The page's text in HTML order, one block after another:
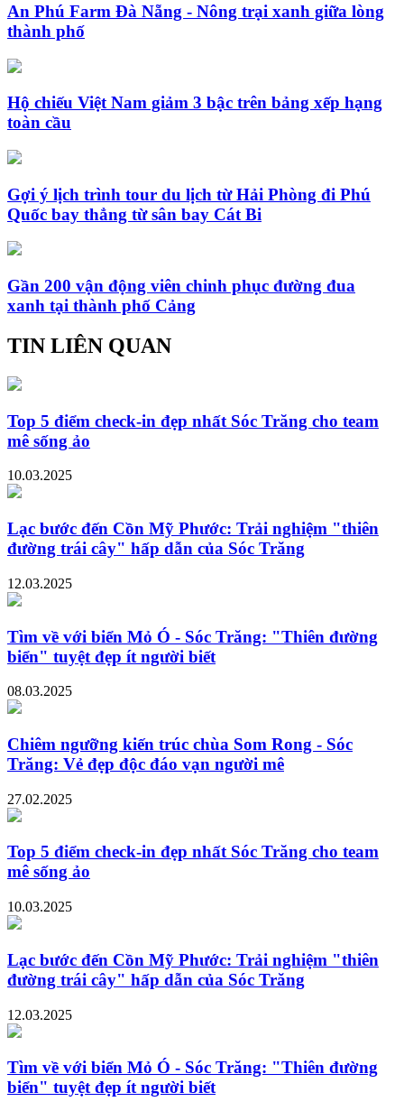
An Phú Farm Đà Nẵng - Nông trại xanh giữa lòng
thành phố
Hộ chiếu Việt Nam giảm 3 bậc trên bảng xếp hạng
toàn cầu
Gợi ý lịch trình tour du lịch từ Hải Phòng đi Phú
Quốc bay thẳng từ sân bay Cát Bi
Gần 200 vận động viên chinh phục đường đua
xanh tại thành phố Cảng
TIN LIÊN QUAN
Top 5 điểm check-in đẹp nhất Sóc Trăng cho team
mê sống ảo
10.03.2025
Lạc bước đến Cồn Mỹ Phước: Trải nghiệm "thiên
đường trái cây" hấp dẫn của Sóc Trăng
12.03.2025
Tìm về với biển Mỏ Ó - Sóc Trăng: "Thiên đường
biển" tuyệt đẹp ít người biết
08.03.2025
Chiêm ngưỡng kiến trúc chùa Som Rong - Sóc
Trăng: Vẻ đẹp độc đáo vạn người mê
27.02.2025
Top 5 điểm check-in đẹp nhất Sóc Trăng cho team
mê sống ảo
10.03.2025
Lạc bước đến Cồn Mỹ Phước: Trải nghiệm "thiên
đường trái cây" hấp dẫn của Sóc Trăng
12.03.2025
Tìm về với biển Mỏ Ó - Sóc Trăng: "Thiên đường
biển" tuyệt đẹp ít người biết